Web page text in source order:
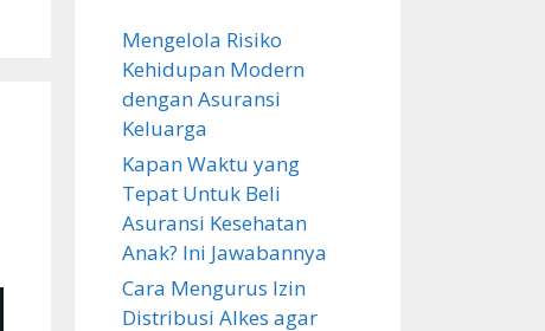
Mengelola Risiko
Kehidupan Modern
dengan Asuransi
Keluarga
Kapan Waktu yang
Tepat Untuk Beli
Asuransi Kesehatan
Anak? Ini Jawabannya
Cara Mengurus Izin
Distribusi Alkes agar